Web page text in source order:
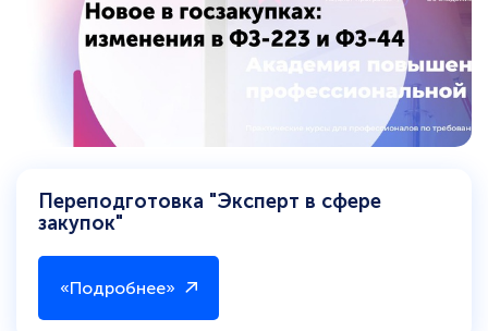
Переподготовка "Эксперт в сфере
закупок"
«Подробнее»